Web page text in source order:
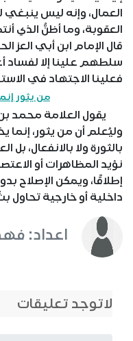
العمال، وإنه ليس
العقوبة، وما أظنُّ الذي
قال الإمام ابن أبي العز
سلطهم علينا إلا لفساد
فعلينا الاجتهاد في
من يثور
يقول العلامة محمد بن
وليُعلم أن من يثور، إنما
بالثورة ولا بالانفعال، بل
نؤيد المظاهرات أو
إطلاقًا، ويمكن الإصلاح
داخلية أو خارجية تحاول
اعداد:
لاتوجد تعليقات